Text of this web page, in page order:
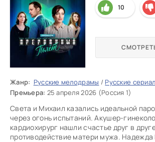
Жанр: Русские мелодрамы / Русские
Премьера: 25 апреля 2026 (Россия 1)
Света и Михаил казались идеальной
через огонь испытаний. Акушер-
кардиохирург нашли счастье друг в
противодействие матери мужа. Надежда
10